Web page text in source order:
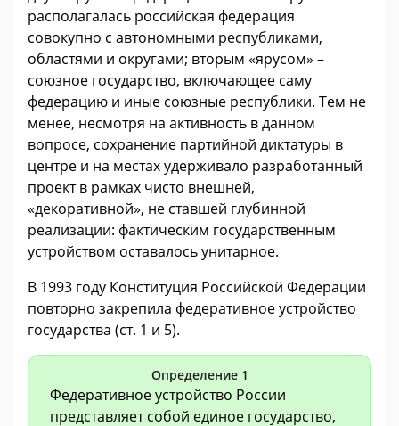
располагалась российская федерация
совокупно с автономными республиками,
областями и округами; вторым «ярусом» –
союзное государство, включающее саму
федерацию и иные союзные республики. Тем не
менее, несмотря на активность в данном
вопросе, сохранение партийной диктатуры в
центре и на местах удерживало разработанный
проект в рамках чисто внешней,
«декоративной», не ставшей глубинной
реализации: фактическим государственным
устройством оставалось унитарное.
В 1993 году Конституция Российской Федерации
повторно закрепила федеративное устройство
государства (ст. 1 и 5).
Определение 1
Федеративное устройство России
представляет собой единое государство,